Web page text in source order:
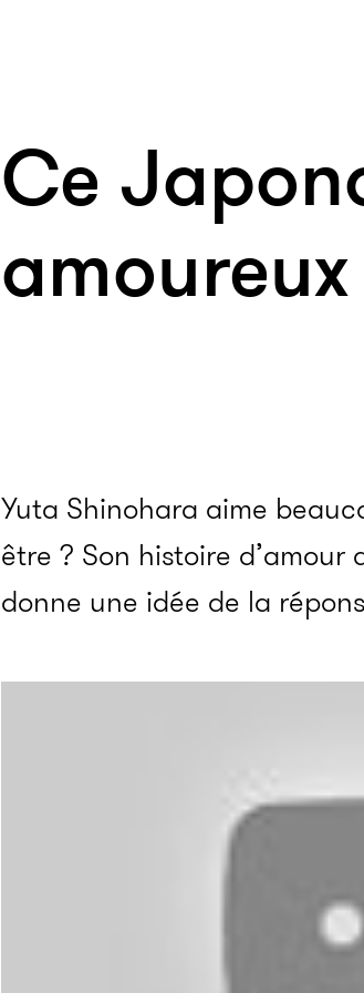
Ce
Yuta Shinohara aime
être ? Son histoire d’amour
donne une idée de la